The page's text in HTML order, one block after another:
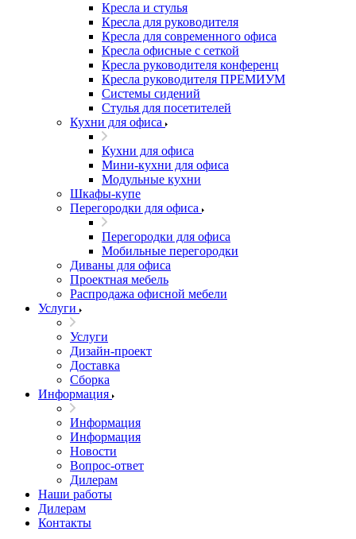
Кресла и стулья
Кресла для руководителя
Кресла для современного офиса
Кресла офисные с сеткой
Кресла руководителя конференц
Кресла руководителя ПРЕМИУМ
Системы сидений
Стулья для посетителей
Кухни для офиса
Кухни для офиса
Мини-кухни для офиса
Модульные кухни
Шкафы-купе
Перегородки для офиса
Перегородки для офиса
Мобильные перегородки
Диваны для офиса
Проектная мебель
Распродажа офисной мебели
Услуги
Услуги
Дизайн-проект
Доставка
Сборка
Информация
Информация
Информация
Новости
Вопрос-ответ
Дилерам
Наши работы
Дилерам
Контакты